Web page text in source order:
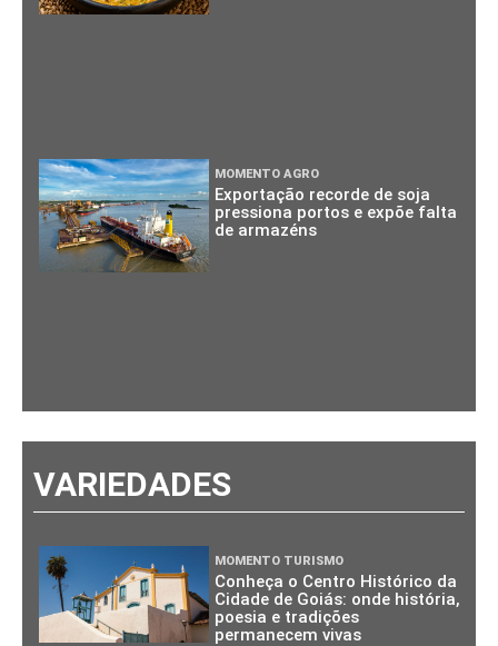
MOMENTO AGRO
Exportação recorde de soja
pressiona portos e expõe falta
de armazéns
VARIEDADES
MOMENTO TURISMO
Conheça o Centro Histórico da
Cidade de Goiás: onde história,
poesia e tradições
permanecem vivas